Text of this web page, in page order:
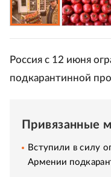
Россия с 12 июня
подкарантинной
Привязанные
Вступили в силу
Армении